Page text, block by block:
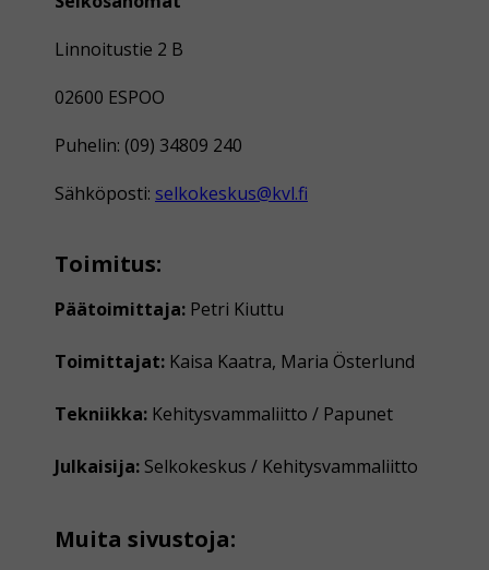
Linnoitustie 2 B
02600 ESPOO
Puhelin: (09) 34809 240
Sähköposti: selkokeskus@kvl.fi
Toimitus:
Päätoimittaja: Petri Kiuttu
Toimittajat: Kaisa Kaatra, Maria Österlund
Tekniikka: Kehitysvammaliitto / Papunet
Julkaisija: Selkokeskus / Kehitysvammaliitto
Muita sivustoja: